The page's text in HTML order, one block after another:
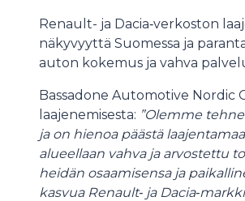
Renault- ja Dacia‑verkoston
näkyvyyttä Suomessa ja
auton kokemus ja vahva
Bassadone Automotive Nordic
laajenemisesta: ”Olemme
ja on hienoa päästä
alueellaan vahva ja arvostettu
heidän osaamisensa ja
kasvua Renault‑ ja Dacia‑